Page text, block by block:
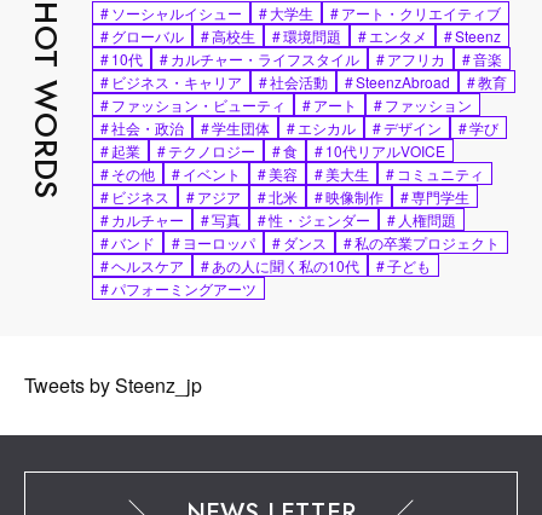
HOT WORDS #ソーシャルイシュー #大学生 #アート・クリエイティブ
#グローバル #高校生 #環境問題 #エンタメ #Steenz
#10代 #カルチャー・ライフスタイル #アフリカ #音楽
# ビジネス・キャリア #社会活動 #SteenzAbroad #教育
#ファッション・ビューティ #アート #ファッション
#社会・政治 #学生団体 #エシカル #デザイン #学び
#起業 #テクノロジー #食 #10代リアルVOICE
#その他 #イベント #美容 #美大生 # コミュニティ
# ビジネス #アジア #北米 #映像制作 #専門学生
#カルチャー #写真 #性・ジェンダー # 人権問題
#バンド #ヨーロッパ #ダンス #私の卒業プロジェクト
#ヘルスケア #あの人に聞く私の10代 #子ども
#パフォーミングアーツ
Tweets by Steenz_jp